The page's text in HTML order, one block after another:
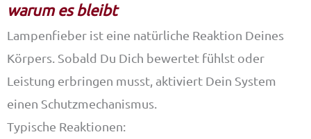
warum es bleibt
Lampenfieber ist eine natürliche Reaktion Deines
Körpers. Sobald Du Dich bewertet fühlst oder
Leistung erbringen musst, aktiviert Dein System
einen Schutzmechanismus.
Typische Reaktionen: